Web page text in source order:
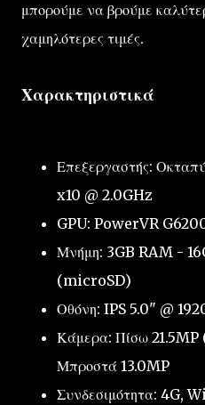
μπορούμε να βρούμε
χαμηλότερες τιμές.
Χαρακτηριστικά
Επεξεργαστής:
x10 @ 2.0GHz
GPU: PowerVR
Μνήμη: 3GB RAM -
(microSD)
Οθόνη: IPS 5.0" @
Κάμερα: Πίσω
Μπροστά 13.0MP
Συνδεσιμότητα: 4G,